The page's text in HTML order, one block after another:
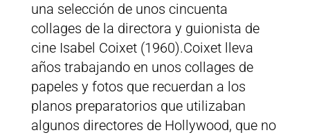
una selección de unos cincuenta
collages de la directora y guionista de
cine Isabel Coixet (1960).Coixet lleva
años trabajando en unos collages de
papeles y fotos que recuerdan a los
planos preparatorios que utilizaban
algunos directores de Hollywood, que no